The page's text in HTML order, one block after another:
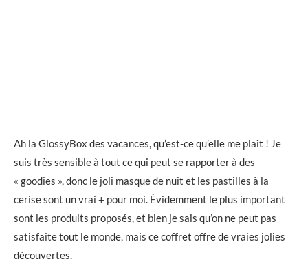
Ah la GlossyBox des vacances, qu’est-ce qu’elle me plaît ! Je
suis très sensible à tout ce qui peut se rapporter à des
« goodies », donc le joli masque de nuit et les pastilles à la
cerise sont un vrai + pour moi. Évidemment le plus important
sont les produits proposés, et bien je sais qu’on ne peut pas
satisfaite tout le monde, mais ce coffret offre de vraies jolies
découvertes.